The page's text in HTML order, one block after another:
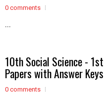
0 comments
...
10th Social Science -
Papers with Answer
0 comments